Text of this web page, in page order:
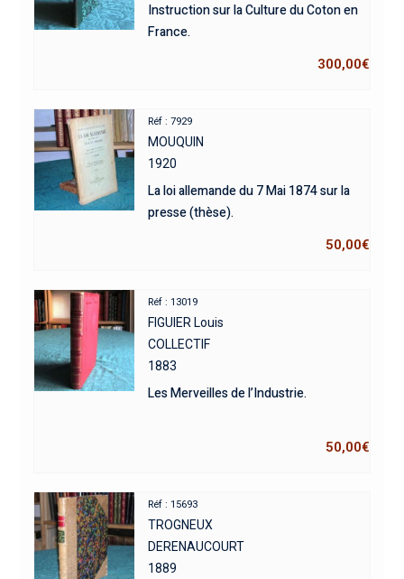
Instruction sur la Culture du Coton en
France.
300,00€
Réf : 7929
MOUQUIN
1920
La loi allemande du 7 Mai 1874 sur la
presse (thèse).
50,00€
Réf : 13019
FIGUIER Louis
COLLECTIF
1883
Les Merveilles de l’Industrie.
50,00€
Réf : 15693
TROGNEUX
DERENAUCOURT
1889